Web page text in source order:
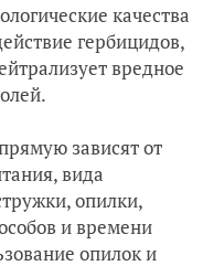
качества
гербицидов,
вредное
зависят от
вида
опилки,
и времени
опилок и